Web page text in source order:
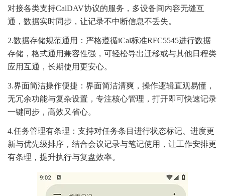
对接各类支持CalDAV协议的服务，多设备间内容无缝互
通，数据实时同步，让记录不中断信息不丢失。
2.数据存储规范通用：严格遵循iCal标准RFC5545进行数据
存储，格式通用兼容性强，可轻松导出迁移或与其他日程类
应用互通，长期使用更安心。
3.界面简洁操作便捷：界面简洁清爽，操作逻辑直观易懂，
无冗余功能与复杂设置，专注核心管理，打开即可快速记录
一键同步，高效又省心。
4.任务管理有条理：支持对任务条目进行状态标记、进度更
新与优先级排序，结合会议记录与笔记使用，让工作安排更
有条理，提升执行与复盘效率。